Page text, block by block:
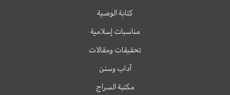
كتابة الوصية
مناسبات إسلامية
تحقيقات ومقالات
آداب وسنن
مكتبة السراج